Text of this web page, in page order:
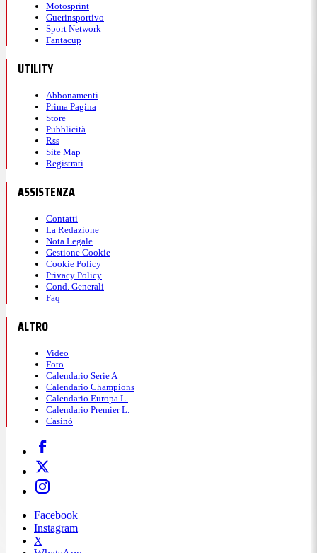
Motosprint
Guerinsportivo
Sport Network
Fantacup
UTILITY
Abbonamenti
Prima Pagina
Store
Pubblicità
Rss
Site Map
Registrati
ASSISTENZA
Contatti
La Redazione
Nota Legale
Gestione Cookie
Cookie Policy
Privacy Policy
Cond. Generali
Faq
ALTRO
Video
Foto
Calendario Serie A
Calendario Champions
Calendario Europa L.
Calendario Premier L.
Casinò
Facebook
Instagram
X